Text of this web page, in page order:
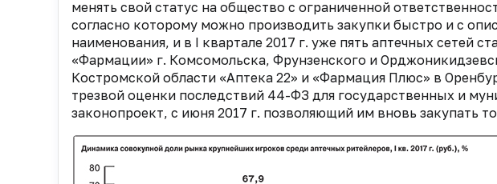
менять свой статус на общество с ограниченной
согласно которому можно производить закупки быстро и с
наименования, и в I квартале 2017 г. уже пять аптечных сетей
«Фармации» г. Комсомольска, Фрунзенского и
Костромской области «Аптека 22» и «Фармация Плюс» в
трезвой оценки последствий 44-ФЗ для государственных и
законопроект, с июня 2017 г. позволяющий им вновь закупать